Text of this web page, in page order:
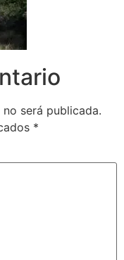
será publicada.
*